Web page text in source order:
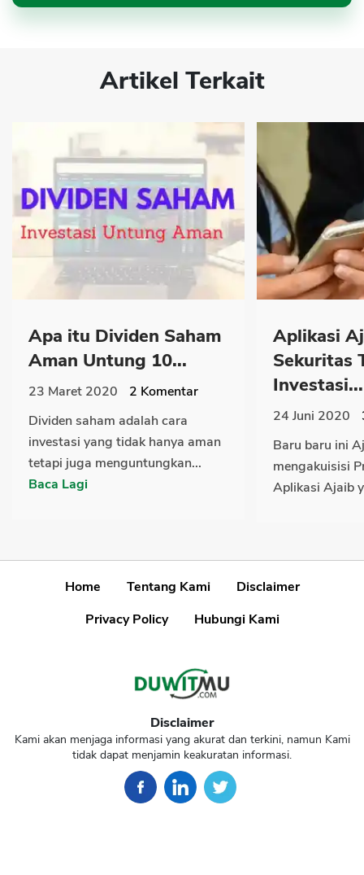
Artikel Terkait
Apa itu Dividen Saham
Aman Untung 10...
23 Maret 2020 2 Komentar
Dividen saham adalah cara
investasi yang tidak hanya aman
tetapi juga menguntungkan...
Baca Lagi
Aplikasi
Sekuritas
Investasi...
24 Juni 2020
Baru baru ini
mengakuisisi
Aplikasi Ajaib
Home Tentang Kami
Disclaimer
Privacy Policy
Hubungi Kami
Disclaimer
Kami akan menjaga informasi yang akurat dan terkini, namun Kami
tidak dapat menjamin keakuratan informasi.